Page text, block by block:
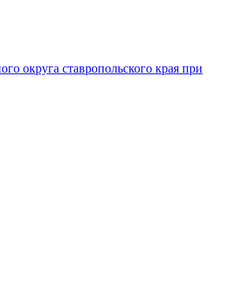
округа ставропольского края при